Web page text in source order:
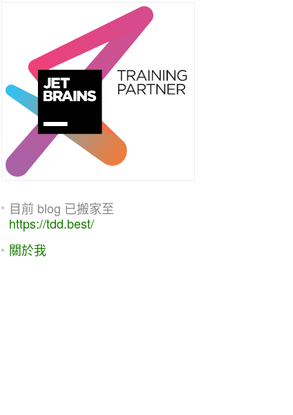
目前 blog 已搬家至
https://tdd.best/
關於我